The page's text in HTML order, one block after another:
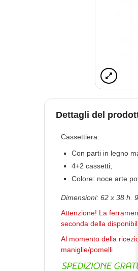
Dettagli del
Cassettiera:
Con parti in legno
4+2 cassetti;
Colore: noce arte
Dimensioni: 62 x 38 h.
Attenzione! La
seconda della
Al momento della
maniglie/pomelli